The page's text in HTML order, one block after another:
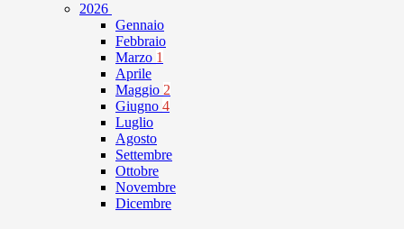
2026
Gennaio
Febbraio
Marzo 1
Aprile
Maggio 2
Giugno 4
Luglio
Agosto
Settembre
Ottobre
Novembre
Dicembre